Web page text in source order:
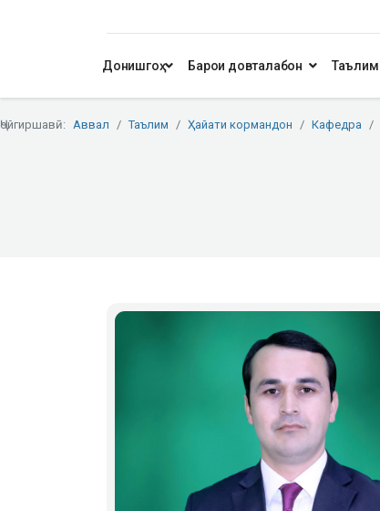
Донишгоҳ Барои довталабон Таълим
Ҷойгиршавӣ: Аввал Таълим Ҳайати кормандон Кафедра